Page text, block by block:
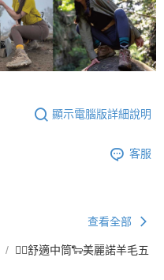
顯示電腦版詳細說明
客服
查看全部
👉🏻舒適中筒🐑美麗諾羊毛五